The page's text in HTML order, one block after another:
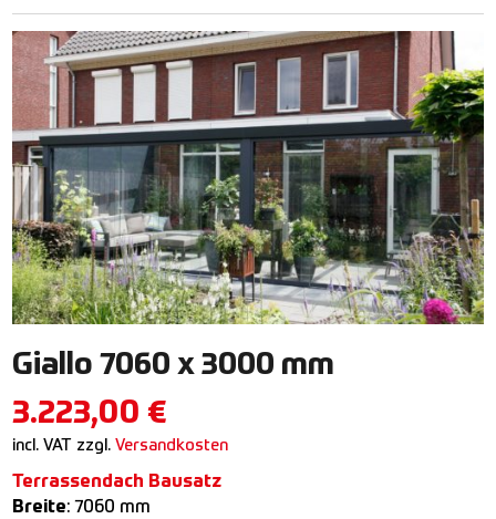
Giallo 7060 x 3000 mm
3.223,00€
incl. VAT zzgl. Versandkosten
Terrassendach Bausatz
Breite: 7060 mm